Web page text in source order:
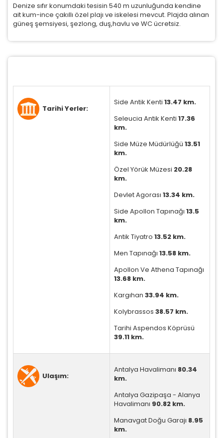
Tercihleri Kaydet
Denize sıfır konumdaki tesisin 540 m uzunluğunda kendine
ait kum-ince çakıllı özel plajı ve iskelesi mevcut. Plajda alınan
güneş şemsiyesi, şezlong, duş,havlu ve WC ücretsiz.
Tarihi Yerler:
Side Antik Kenti 13.47 km.
Seleucia Antik Kenti 17.36
km.
Side Müze Müdürlüğü 13.51
km.
Özel Yörük Müzesi 20.28
km.
Devlet Agorası 13.34 km.
Side Apollon Tapınağı 13.5
km.
Antik Tiyatro 13.52 km.
Men Tapınağı 13.58 km.
Apollon Ve Athena Tapınağı
13.68 km.
Kargıhan 33.94 km.
Kolybrassos 38.57 km.
Tarihi Aspendos Köprüsü
39.11 km.
Ulaşım:
Antalya Havalimanı 80.34
km.
Antalya Gazipaşa - Alanya
Havalimanı 90.82 km.
Manavgat Doğu Garajı 8.95
km.